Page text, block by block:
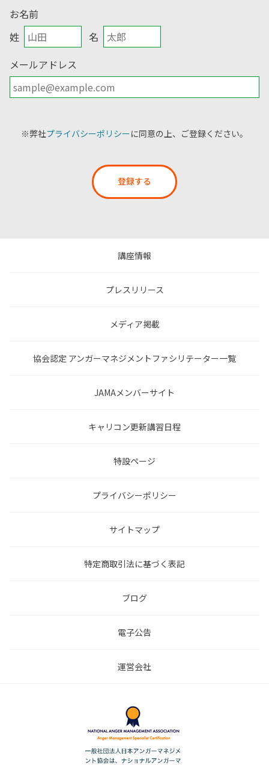
お名前
姓
名
メールアドレス
※弊社プライバシーポリシーに同意の上、ご登録ください。
登録する
講座情報
プレスリリース
メディア掲載
協会認定 アンガーマネジメントファシリテーター一覧
JAMAメンバーサイト
キャリコン更新講習日程
特設ページ
プライバシーポリシー
サイトマップ
特定商取引法に基づく表記
ブログ
電子公告
運営会社